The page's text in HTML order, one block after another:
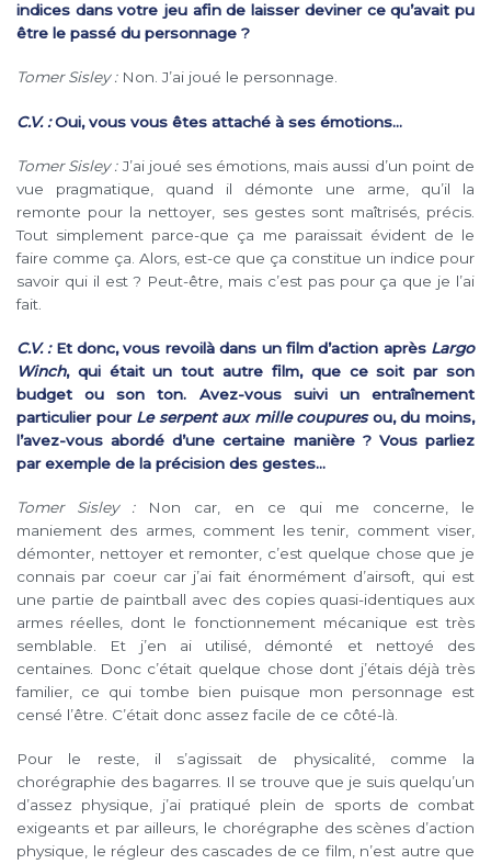
indices dans votre jeu afin de laisser deviner ce qu’avait pu
être le passé du personnage ?
Tomer Sisley :Non. J’ai joué le personnage.
C.V. :Oui, vous vous êtes attaché à ses émotions…
Tomer Sisley :J’ai joué ses émotions, mais aussi d’un point de
vue pragmatique, quand il démonte une arme, qu’il la
remonte pour la nettoyer, ses gestes sont maîtrisés, précis.
Tout simplement parce-que ça me paraissait évident de le
faire comme ça. Alors, est-ce que ça constitue un indice pour
savoir qui il est ? Peut-être, mais c’est pas pour ça que je l’ai
fait.
C.V. :Et donc, vous revoilà dans un film d’action après Largo
Winch, qui était un tout autre film, que ce soit par son
budget ou son ton. Avez-vous suivi un entraînement
particulier pour Le serpent aux mille coupuresou, du moins,
l’avez-vous abordé d’une certaine manière ? Vous parliez
par exemple de la précision des gestes…
Tomer Sisley :
Non car, en ce qui me concerne, le
maniement des armes, comment les tenir, comment viser,
démonter, nettoyer et remonter, c’est quelque chose que je
connais par coeur car j’ai fait énormément d’airsoft, qui est
une partie de paintball avec des copies quasi-identiques aux
armes réelles, dont le fonctionnement mécanique est très
semblable. Et j’en ai utilisé, démonté et nettoyé des
centaines. Donc c’était quelque chose dont j’étais déjà très
familier, ce qui tombe bien puisque mon personnage est
censé l’être. C’était donc assez facile de ce côté-là.
Pour le reste, il s’agissait de physicalité, comme la
chorégraphie des bagarres. Il se trouve que je suis quelqu’un
d’assez physique, j’ai pratiqué plein de sports de combat
exigeants et par ailleurs, le chorégraphe des scènes d’action
physique, le régleur des cascades de ce film, n’est autre que